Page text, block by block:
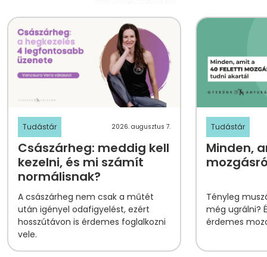
Tudástár 2026. augusztus 7.
Császárheg: meddig kell
kezelni, és mi számít
normálisnak?
A császárheg nem csak a műtét
után igényel odafigyelést, ezért
hosszútávon is érdemes foglalkozni
vele.
Tudástár
Minden,
Tényleg
még ugrálni?
érdemes